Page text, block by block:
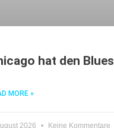
hat den Blues
MORE »
2026 Keine Kommentare